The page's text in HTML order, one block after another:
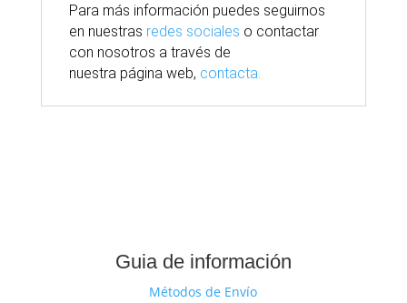
Para más información puedes seguirnos
en nuestras redes sociales o contactar
con nosotros a través de
nuestra página web, contacta.
Guia de información
Métodos de Envío